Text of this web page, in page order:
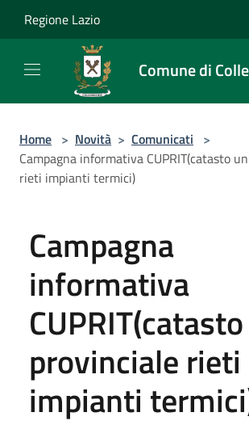
Regione Lazio
Comune di
Home > Novità > Comunicati >
Campagna informativa CUPRIT(catasto
rieti impianti termici)
Campagna
informativa
provinciale rieti
impianti